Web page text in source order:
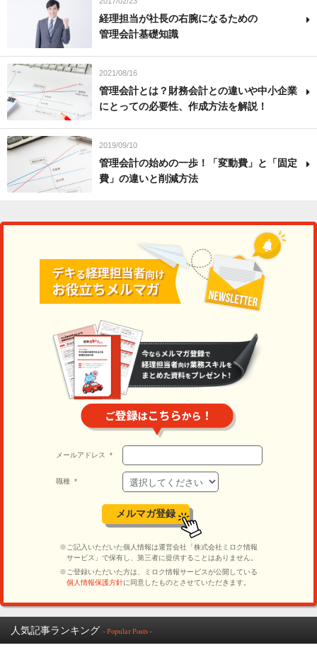
経理担当が社長の右腕になるための
管理会計基礎知識
2021/08/16
管理会計とは？財務会計との違いや中小企業
にとっての必要性、作成方法を解説！
2019/09/10
管理会計の始めの一歩！「変動費」と「固定
費」の違いと削減方法
人気記事ランキング - Popular Posts -